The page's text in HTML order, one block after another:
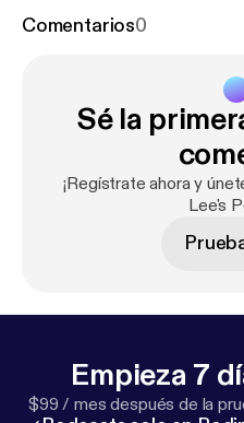
Comentarios0
Sé la
¡Regístrate ahora y
Lee's
Empieza 7
$99 / mes después de la